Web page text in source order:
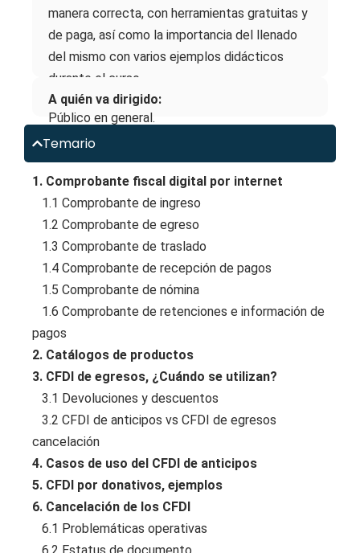
manera correcta, con herramientas gratuitas y
de paga, así como la importancia del llenado
del mismo con varios ejemplos didácticos
durante el curso.
A quién va dirigido:
Público en general.
Temario
1. Comprobante fiscal digital por internet
1.1 Comprobante de ingreso
1.2 Comprobante de egreso
1.3 Comprobante de traslado
1.4 Comprobante de recepción de pagos
1.5 Comprobante de nómina
1.6 Comprobante de retenciones e información de
pagos
2. Catálogos de productos
3. CFDI de egresos, ¿Cuándo se utilizan?
3.1 Devoluciones y descuentos
3.2 CFDI de anticipos vs CFDI de egresos
cancelación
4. Casos de uso del CFDI de anticipos
5. CFDI por donativos, ejemplos
6. Cancelación de los CFDI
6.1 Problemáticas operativas
6.2 Estatus de documento